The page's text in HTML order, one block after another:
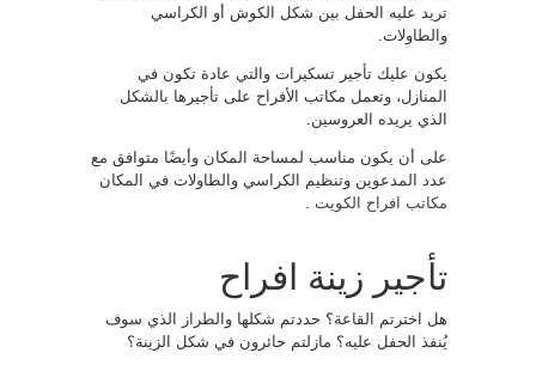
تريد عليه الحفل بين شكل الكوش أو الكراسي
والطاولات.
يكون عليك تأجير تسكيرات والتي عادة تكون في
المنازل، وتعمل مكاتب الأفراح على تأجيرها بالشكل
الذي يريده العروسين.
على أن يكون مناسب لمساحة المكان وأيضًا متوافق مع
عدد المدعوين وتنظيم الكراسي والطاولات في المكان
مكاتب افراح الكويت
تأجير زينة افراح
هل اخترتم القاعة؟ حددتم شكلها والطراز الذي سوف
يُنفذ الحفل عليه؟ مازلتم حائرون في شكل الزينة؟